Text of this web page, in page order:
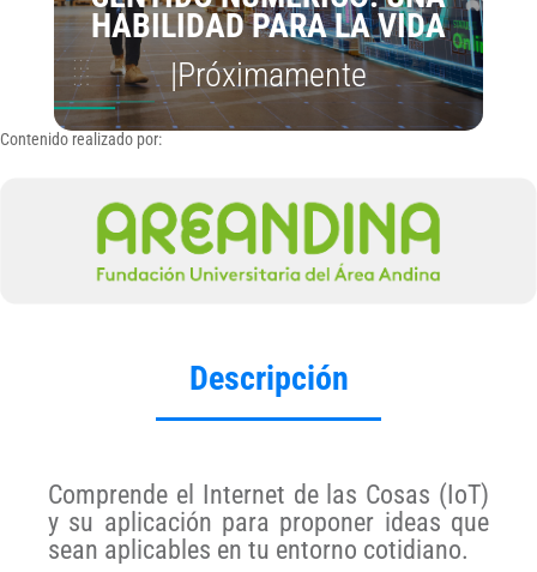
HABILIDAD PARA LA VIDA
|Próximamente
Contenido realizado por:
Descripción
Comprende el Internet de las Cosas (IoT)
y su aplicación para proponer ideas que
sean aplicables en tu entorno cotidiano.